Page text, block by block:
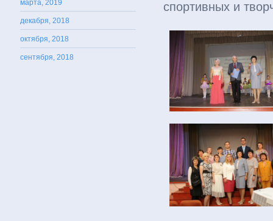
спортивных и
марта, 2019
декабря, 2018
октября, 2018
сентября, 2018